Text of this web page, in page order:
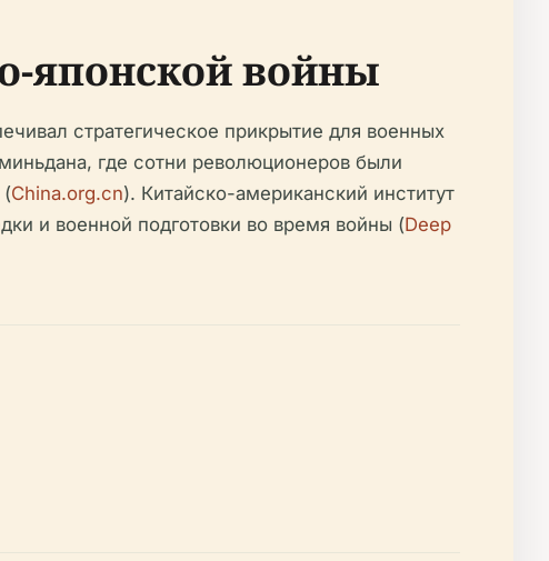
японской войны
стратегическое прикрытие для военных
где сотни революционеров были
(China.org.cn). Китайско-американский институт
и военной подготовки во время войны (Deep